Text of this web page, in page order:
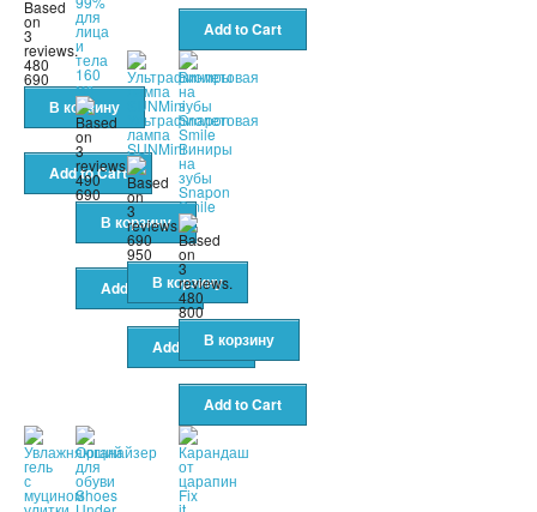
480
690
для
лица
и
тела
160
мл
490
690
Ультрафиолетовая
лампа
SUNMini
690
950
Виниры
на
зубы
Snapon
Smile
480
800